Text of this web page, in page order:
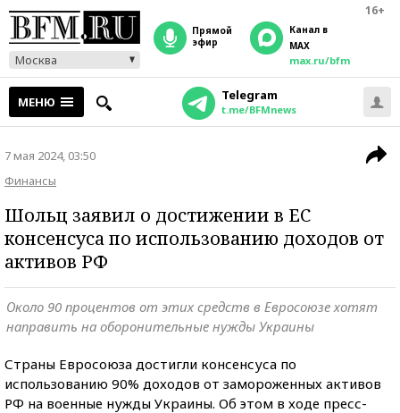
16+
Москва
прямой
эфир
Канал в
MAX
max.ru/bfm
МЕНЮ Telegram
t.me/BFMnews
7 мая 2024, 03:50
Финансы
Шольц заявил о достижении в ЕС
консенсуса по использованию доходов от
активов РФ
Около 90 процентов от этих средств в Евросоюзе хотят
направить на оборонительные нужды Украины
Страны Евросоюза достигли консенсуса по
использованию 90% доходов от замороженных активов
РФ на военные нужды Украины. Об этом в ходе пресс-